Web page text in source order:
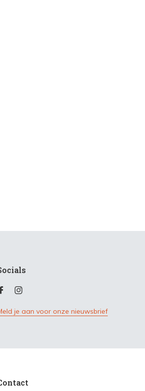
je aan voor onze nieuwsbrief